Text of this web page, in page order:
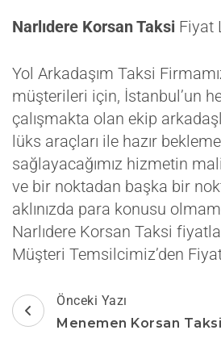
Narlıdere Korsan Taksi Fiyat
Yol Arkadaşım Taksi
müşterileri için, İstanbul’un
çalışmakta olan ekip
lüks araçları ile hazır
sağlayacağımız hizmetin
ve bir noktadan başka bir
aklınızda para konusu
Narlıdere Korsan Taksi
Müşteri Temsilcimiz’den
Yazı
dolaşımı
Önceki Yazı
Menemen Korsan Taksi